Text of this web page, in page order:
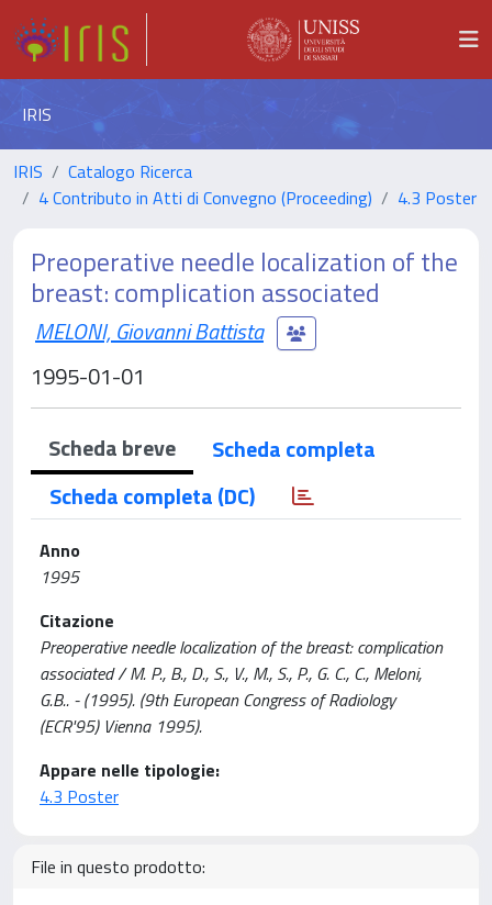
IRIS
IRIS
Catalogo Ricerca
4 Contributo in Atti di Convegno (Proceeding)
4.3 Poster
Preoperative needle localization of the
breast: complication associated
MELONI, Giovanni Battista
1995-01-01
Scheda breve
Scheda completa
Scheda completa (DC)
Anno
1995
Citazione
Preoperative needle localization of the breast: complication
associated / M. P., B., D., S., V., M., S., P., G. C., C., Meloni,
G.B.. - (1995). (9th European Congress of Radiology
(ECR'95) Vienna 1995).
Appare nelle tipologie:
4.3 Poster
File in questo prodotto: